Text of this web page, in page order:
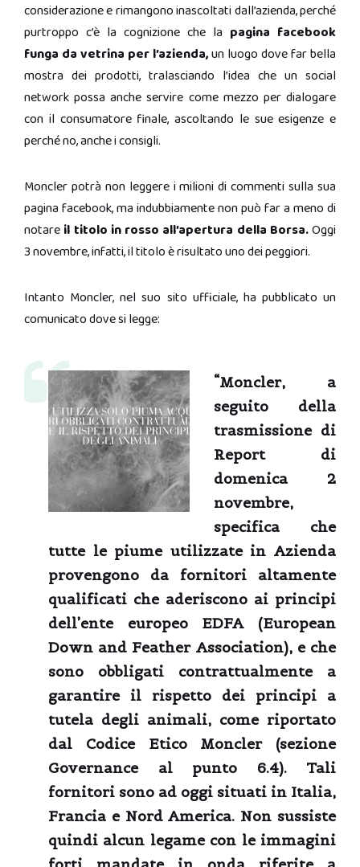
considerazione e rimangono inascoltati dall’azienda, perché
purtroppo c’è la cognizione che la pagina facebook
funga da vetrina per l’azienda,un luogo dove far bella
mostra dei prodotti, tralasciando l’idea che un social
network possa anche servire come mezzo per dialogare
con il consumatore finale, ascoltando le sue esigenze e
perché no, anche i consigli.
Moncler potrà non leggere i milioni di commenti sulla sua
pagina facebook, ma indubbiamente non può far a meno di
notare il titolo in rosso all’apertura della Borsa.Oggi
3 novembre, infatti, il titolo è risultato uno dei peggiori.
Intanto Moncler, nel suo sito ufficiale, ha pubblicato un
comunicato dove si legge:
“Moncler, a
seguito della
trasmissione di
Report di
domenica 2
novembre,
specifica che
tutte le piume utilizzate in Azienda
provengono da fornitori altamente
qualificati che aderiscono ai principi
dell’ente europeo EDFA (European
Down and Feather Association), e che
sono obbligati contrattualmente a
garantire il rispetto dei principi a
tutela degli animali, come riportato
dal Codice Etico Moncler (sezione
Governance al punto 6.4). Tali
fornitori sono ad oggi situati in Italia,
Francia e Nord America. Non sussiste
quindi alcun legame con le immagini